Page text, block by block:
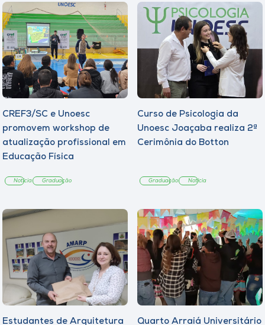
CREF3/SC e Unoesc
promovem workshop de
atualização profissional em
Educação Física
Notícia Graduação
Curso de Psicologia da
Unoesc Joaçaba realiza 2ª
Cerimônia do Botton
Graduação Notícia
Estudantes de Arquitetura Quarto Arraiá Universitário